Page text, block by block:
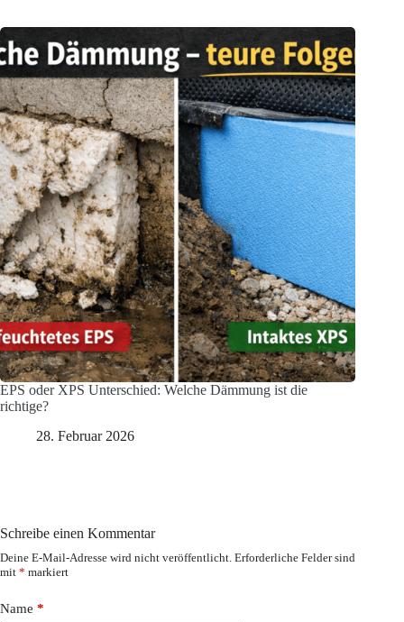
EPS oder XPS Unterschied: Welche Dämmung ist die
richtige?
28. Februar 2026
Schreibe einen Kommentar
Deine E-Mail-Adresse wird nicht veröffentlicht. Erforderliche Felder sind
mit * markiert
Name *